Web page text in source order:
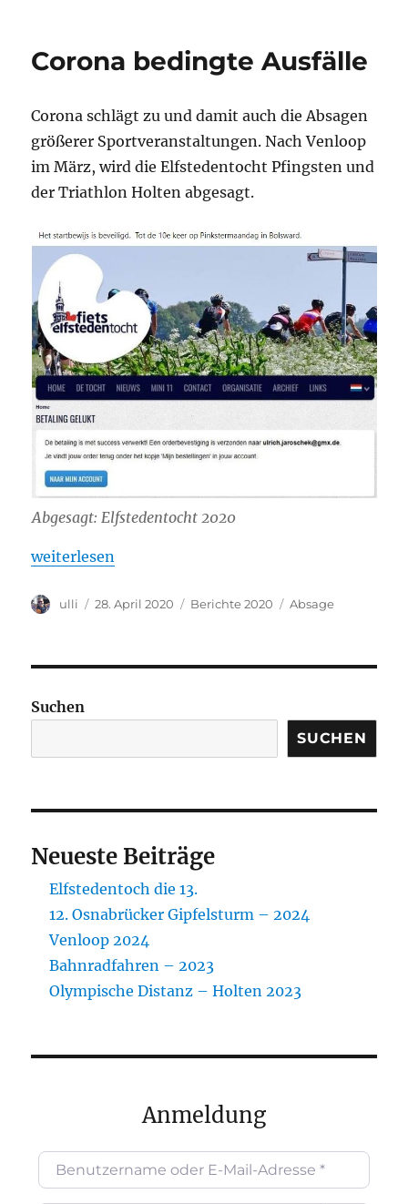
Corona bedingte Ausfälle
Corona schlägt zu und damit auch die Absagen
größerer Sportveranstaltungen. Nach Venloop
im März, wird die Elfstedentocht Pfingsten und
der Triathlon Holten abgesagt.
Abgesagt: Elfstedentocht 2020
„Corona bedingte Ausfälle“
weiterlesen
Autor
ulli
Veröffentlicht
28. April 2020 Kategorien
Berichte 2020 Schlagwörter
Absage
Suchen
SUCHEN
Neueste Beiträge
Elfstedentoch die 13.
12. Osnabrücker Gipfelsturm – 2024
Venloop 2024
Bahnradfahren – 2023
Olympische Distanz – Holten 2023
Anmeldung
Benutzername oder E-Mail-Adresse*